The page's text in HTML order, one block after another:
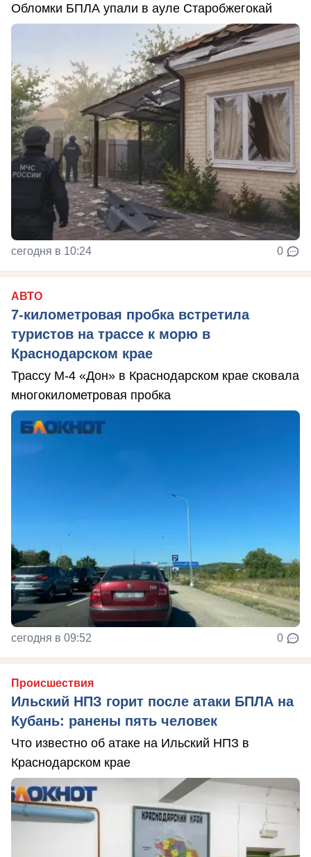
Обломки БПЛА упали в ауле Старобжегокай
сегодня в 10:24 0
АВТО
7-километровая пробка встретила
туристов на трассе к морю в
Краснодарском крае
Трассу М-4 «Дон» в Краснодарском крае сковала
многокилометровая пробка
сегодня в 09:52 0
Происшествия
Ильский НПЗ горит после атаки БПЛА на
Кубань: ранены пять человек
Что известно об атаке на Ильский НПЗ в
Краснодарском крае